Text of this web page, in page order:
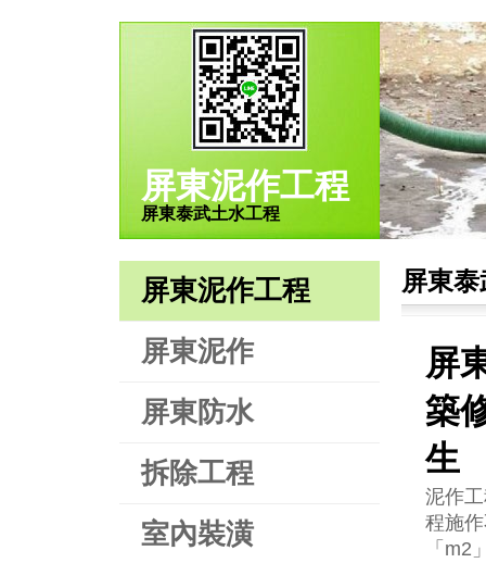
屏東泥作工程
屏東泰武土水工程
屏東泥作工程
屏東泥作
屏東防水
拆除工程
室內裝潢
屏東
屏
築
生
泥作
程施
「m2